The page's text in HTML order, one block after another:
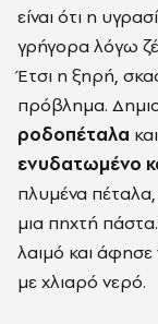
είναι ότι η
γρήγορα λόγω
Έτσι η ξηρή,
πρόβλημα.
ροδοπέταλα
ενυδατωμένο
πλυμένα
μια πηχτή
λαιμό και άφησε
με χλιαρό νερό.